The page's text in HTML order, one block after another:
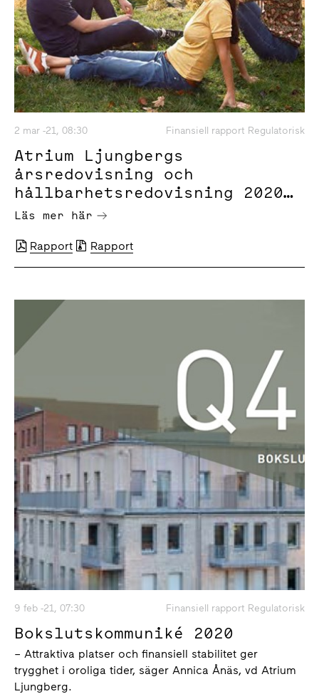
2 mar -21, 08:30 Finansiell rapport Regulatorisk
Atrium Ljungbergs
årsredovisning och
hållbarhetsredovisning 2020
är publicerad
Läs mer här
Rapport Rapport
9 feb -21, 07:30 Finansiell rapport Regulatorisk
Bokslutskommuniké 2020
– Attraktiva platser och finansiell stabilitet ger
trygghet i oroliga tider, säger Annica Ånäs, vd Atrium
Ljungberg.